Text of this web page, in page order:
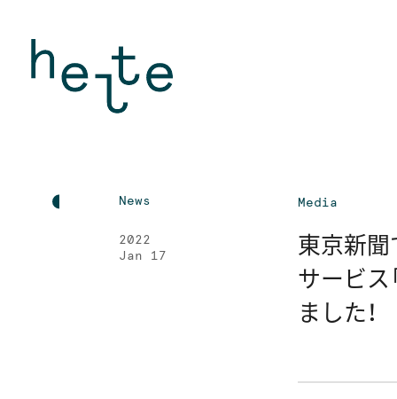
News
2022
Jan 17
Media
東京新聞
サービス
ました！